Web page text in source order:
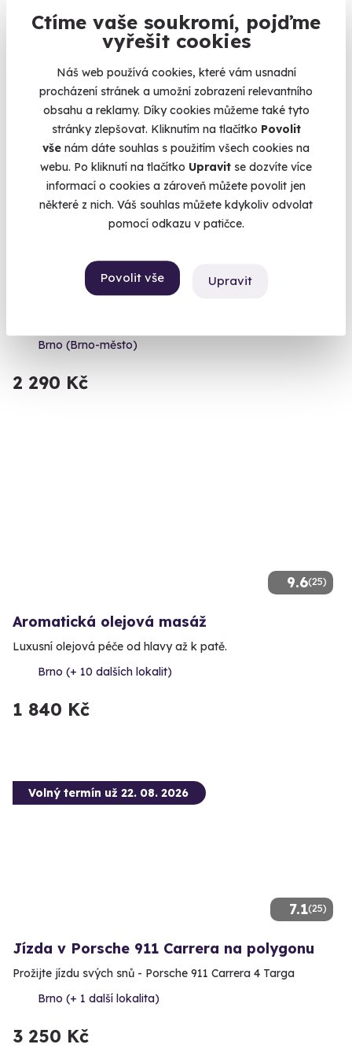
Ctíme vaše soukromí, pojďme
vyřešit cookies
Náš web používá cookies, které vám usnadní
procházení stránek a umožní zobrazení relevantního
obsahu a reklamy. Díky cookies můžeme také tyto
stránky zlepšovat. Kliknutím na tlačítko Povolit
vše nám dáte souhlas s použitím všech cookies na
webu. Po kliknutí na tlačítko Upravit se dozvíte více
informací o cookies a zároveň můžete povolit jen
některé z nich. Váš souhlas můžete kdykoliv odvolat
pomocí odkazu v patičce.
Povolit vše Upravit
Brno (+ 10 dalších lokalit)
Volný termín už 20. 08. 2026
Jízda v Lamborghini na Moravě
Brno (Brno-město)
2 290 Kč
9.6(25)
Aromatická olejová masáž
Luxusní olejová péče od hlavy až k patě.
Brno (+ 10 dalších lokalit)
1 840 Kč
7.1(25)
Volný termín už 22. 08. 2026
Jízda v Porsche 911 Carrera na polygonu
Prožijte jízdu svých snů - Porsche 911 Carrera 4 Targa
Brno (+ 1 další lokalita)
3 250 Kč